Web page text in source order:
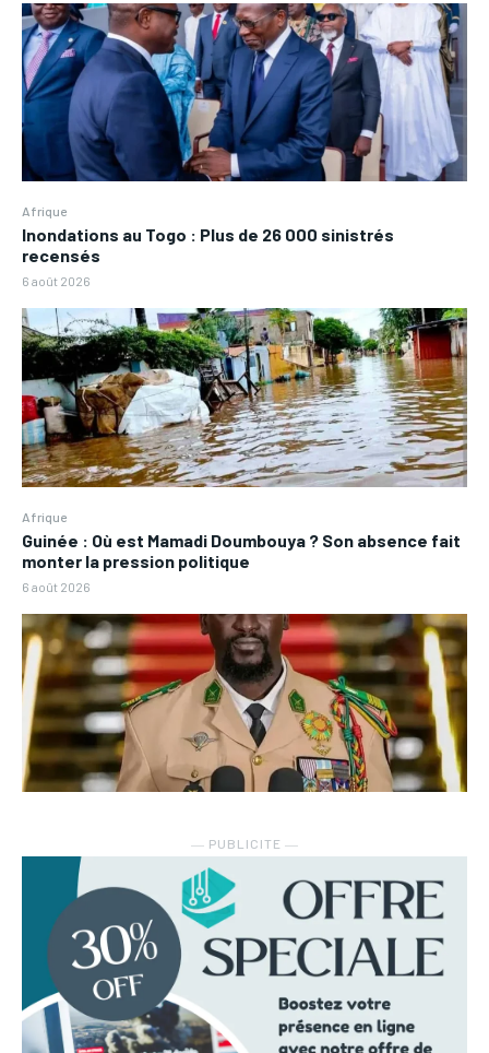
Afrique
Inondations au Togo : Plus de 26 000 sinistrés
recensés
6 août 2026
Afrique
Guinée : Où est Mamadi Doumbouya ? Son absence fait
monter la pression politique
6 août 2026
― PUBLICITE ―